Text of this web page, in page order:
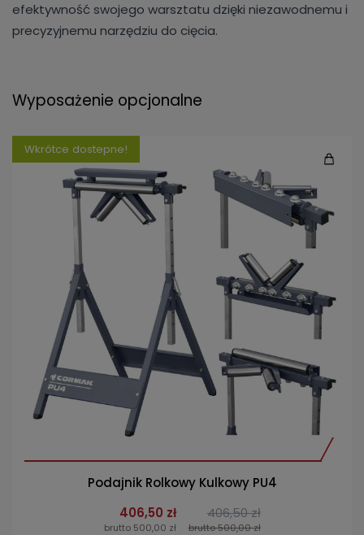
efektywność swojego warsztatu dzięki niezawodnemu i
precyzyjnemu narzędziu do cięcia.
Wyposażenie opcjonalne
Wkrótce dostepne!
Podajnik Rolkowy Kulkowy PU4
406,50 zł
brutto 500,00 zł
406,50 zł
brutto 500,00 zł